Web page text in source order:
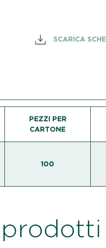
SCARICA
PEZZI PER
CARTONE
100